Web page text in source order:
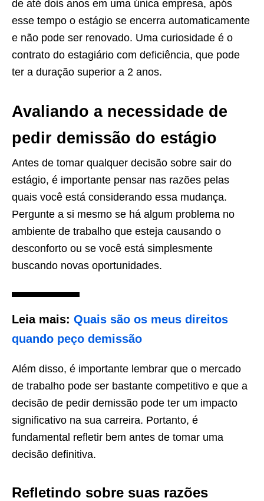
de até dois anos em uma única empresa, após
esse tempo o estágio se encerra automaticamente
e não pode ser renovado. Uma curiosidade é o
contrato do estagiário com deficiência, que pode
ter a duração superior a 2 anos.
Avaliando a necessidade de
pedir demissão do estágio
Antes de tomar qualquer decisão sobre sair do
estágio, é importante pensar nas razões pelas
quais você está considerando essa mudança.
Pergunte a si mesmo se há algum problema no
ambiente de trabalho que esteja causando o
desconforto ou se você está simplesmente
buscando novas oportunidades.
Leia mais: Quais são os meus direitos
quando peço demissão
Além disso, é importante lembrar que o mercado
de trabalho pode ser bastante competitivo e que a
decisão de pedir demissão pode ter um impacto
significativo na sua carreira. Portanto, é
fundamental refletir bem antes de tomar uma
decisão definitiva.
Refletindo sobre suas razões